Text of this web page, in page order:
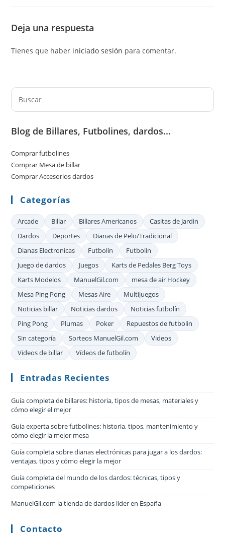
Deja una respuesta
Tienes que haber iniciado sesión para comentar.
Blog de Billares, Futbolines, dardos...
Comprar futbolines
Comprar Mesa de billar
Comprar Accesorios dardos
Categorías
Arcade Billar Billares Americanos
Casitas de Jardin
Dardos
Deportes
Dianas de Pelo/Tradicional
Dianas Electronicas
Futbolín
Futbolin
Juego de dardos
Juegos
Karts de Pedales Berg Toys
Karts Modelos
ManuelGil.com
mesa de air Hockey
Mesa Ping Pong
Mesas Aire
Multijuegos
Noticias billar
Noticias dardos
Noticias futbolín
Ping Pong
Plumas Poker
Repuestos de futbolin
Sin categoría
Sorteos ManuelGil.com
Videos
Videos de billar
Vídeos de futbolín
Entradas Recientes
Guía completa de billares: historia, tipos de mesas, materiales y
cómo elegir el mejor
Guía experta sobre futbolines: historia, tipos, mantenimiento y
cómo elegir la mejor mesa
Guía completa sobre dianas electrónicas para jugar a los dardos:
ventajas, tipos y cómo elegir la mejor
Guía completa del mundo de los dardos: técnicas, tipos y
competiciones
ManuelGil.com la tienda de dardos líder en España
Contacto